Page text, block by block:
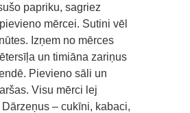
papriku, sagriez
mērcei. Sutini vēl
Izņem no mērces
un timiāna zariņus
Pievieno sāli un
Visu mērci lej
– cukīni, kabaci,